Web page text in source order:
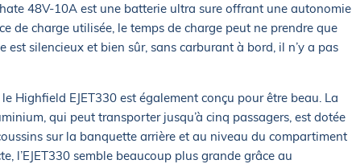
48V-10A est une batterie ultra sure offrant une autonomie
de charge utilisée, le temps de charge peut ne prendre que
est silencieux et bien sûr, sans carburant à bord, il n’y a pas
Highfield EJET330 est également conçu pour être beau. La
qui peut transporter jusqu’à cinq passagers, est dotée
sur la banquette arrière et au niveau du compartiment
l’EJET330 semble beaucoup plus grande grâce au